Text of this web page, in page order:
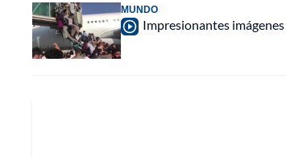
MUNDO
Impresionantes